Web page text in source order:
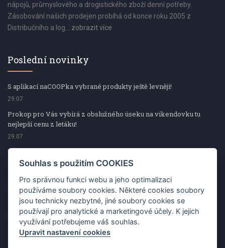
nápojů, průmyslového a drogistického zboží denní potřeby.
Zásobování našich prodejen probíhá od konce roku 2005 z
Distribučního a log... zobrazit více
Poslední novinky
S aplikací naCOOPka vybrané produkty ještě levněji!
29.07
Prokop pro Vás vybírá z obslužného úseku na víkendovku tu
nejlepší cenu z letáku!
29.07
Prokop pro Vás vybírá z obslužného úseku na víkendovku tu
nejlepší cenu z letáku!
Kup špekáčky od Váhaly a vyhraj s naCOOPkou sekerku Fiskars
29.07
Prokop pro Vás vybírá na víkendovku ty nejlepší ceny z letáku!
29.07
Souhlas s použitím COOKIES
Pro správnou funkci webu a jeho optimalizaci
používáme soubory cookies. Některé cookies soubory
jsou technicky nezbytné, jiné soubory cookies se
používají pro analytické a marketingové účely. K jejich
využívání potřebujeme váš souhlas.
Upravit nastavení cookies